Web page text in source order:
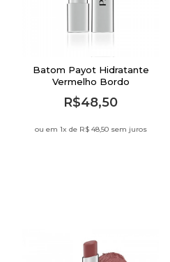
Batom Payot Hidratante
Vermelho Bordo
R$48,50
ou em 1x de R$ 48,50 sem juros